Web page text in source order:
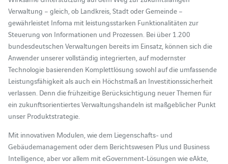
Verwaltung – gleich, ob Landkreis, Stadt oder Gemeinde –
gewährleistet Infoma mit leistungsstarken Funktionalitäten zur
Steuerung von Informationen und Prozessen. Bei über 1.200
bundesdeutschen Verwaltungen bereits im Einsatz, können sich die
Anwender unserer vollständig integrierten, auf modernster
Technologie basierenden Komplettlösung sowohl auf die umfassende
Leistungsfähigkeit als auch ein Höchstmaß an Investitionssicherheit
verlassen. Denn die frühzeitige Berücksichtigung neuer Themen für
ein zukunftsorientiertes Verwaltungshandeln ist maßgeblicher Punkt
unser Produktstrategie.
Mit innovativen Modulen, wie dem Liegenschafts- und
Gebäudemanagement oder dem Berichtswesen Plus und Business
Intelligence, aber vor allem mit eGovernment-Lösungen wie eAkte,